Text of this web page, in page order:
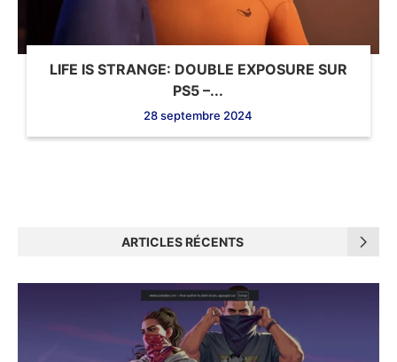
LIFE IS STRANGE: DOUBLE EXPOSURE SUR
PS5 –...
28 septembre 2024
ARTICLES RÉCENTS